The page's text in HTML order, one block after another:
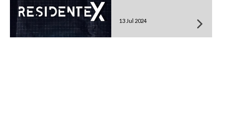
13 Jul 2024